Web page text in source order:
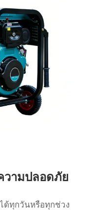
วามปลอดภัย
ด้ทุกวันหรือทุกช่วง